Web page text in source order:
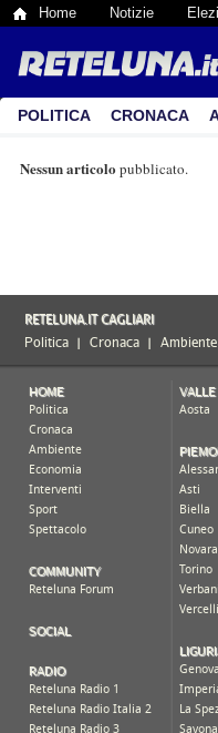
Home Notizie
POLITICA CRONACA
Nessun articolo pubblicato.